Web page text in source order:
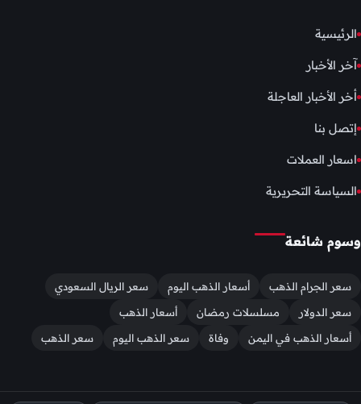
الرئيسية
آخر الأخبار
أخر الأخبار العاجلة
إتصل بنا
اسعار العملات
السياسة التحريرية
وسوم شائعة
سعر الجرام الذهب أسعار الذهب اليوم
سعر الريال السعودي
سعر الدولار
مسلسلات رمضان
أسعار الذهب
أسعار الذهب في اليمن
وفاة سعر الذهب اليوم سعر الذهب